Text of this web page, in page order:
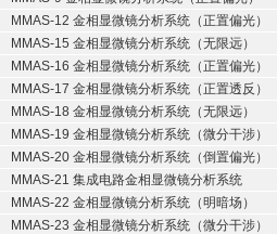
MMAS-12 金相显微镜分析系统（正置偏光）
MMAS-15 金相显微镜分析系统（无限远）
MMAS-16 金相显微镜分析系统（正置偏光）
MMAS-17 金相显微镜分析系统（正置透反）
MMAS-18 金相显微镜分析系统（无限远）
MMAS-19 金相显微镜分析系统（微分干涉）
MMAS-20 金相显微镜分析系统（倒置偏光）
MMAS-21 集成电路金相显微镜分析系统
MMAS-22 金相显微镜分析系统（明暗场）
MMAS-23 金相显微镜分析系统（微分干涉）